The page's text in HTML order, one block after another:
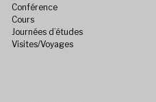
Conférence
Cours
Journées d’études
Visites/Voyages